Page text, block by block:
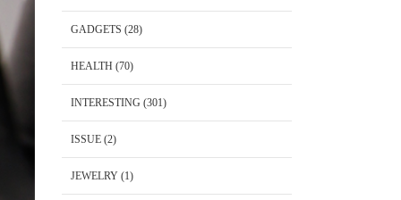
GADGETS (28)
HEALTH (70)
INTERESTING (301)
ISSUE(2)
JEWELRY(1)